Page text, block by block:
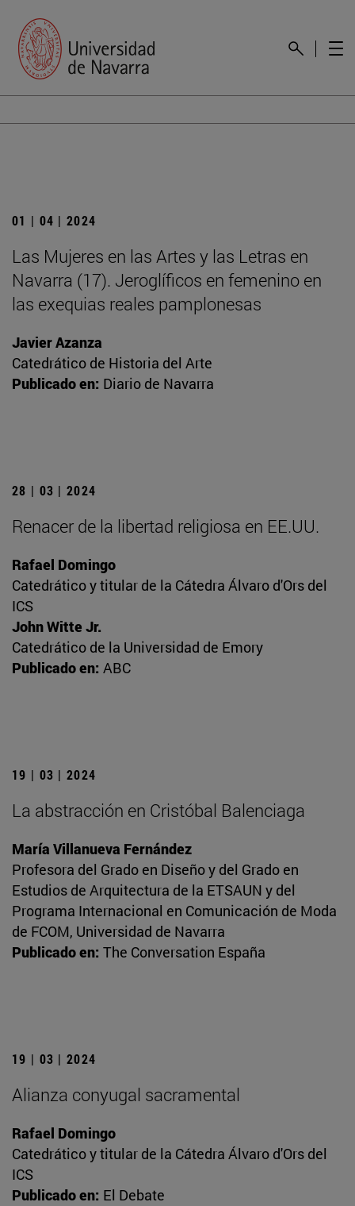
01 | 04 | 2024
Las Mujeres en las Artes y las Letras en
Navarra (17). Jeroglíficos en femenino en
las exequias reales pamplonesas
Javier Azanza
Catedrático de Historia del Arte
Publicado en: Diario de Navarra
28 | 03 | 2024
Renacer de la libertad religiosa en EE.UU.
Rafael Domingo
Catedrático y titular de la Cátedra Álvaro d'Ors del
ICS
John Witte Jr.
Catedrático de la Universidad de Emory
Publicado en: ABC
19 | 03 | 2024
La abstracción en Cristóbal Balenciaga
María Villanueva Fernández
Profesora del Grado en Diseño y del Grado en
Estudios de Arquitectura de la ETSAUN y del
Programa Internacional en Comunicación de Moda
de FCOM, Universidad de Navarra
Publicado en: The Conversation España
19 | 03 | 2024
Alianza conyugal sacramental
Rafael Domingo
Catedrático y titular de la Cátedra Álvaro d'Ors del
ICS
Publicado en: El Debate